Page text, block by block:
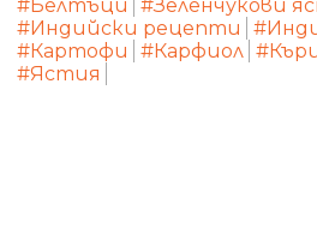
#Белтъци
#Зеленчукови
#Индийски рецепти
#Картофи
#Карфиол
#Ястия